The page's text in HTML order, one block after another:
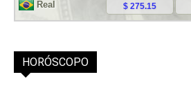
HORÓSCOPO